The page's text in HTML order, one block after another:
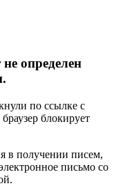
определен
по ссылке с
блокирует
в получении писем,
письмо со